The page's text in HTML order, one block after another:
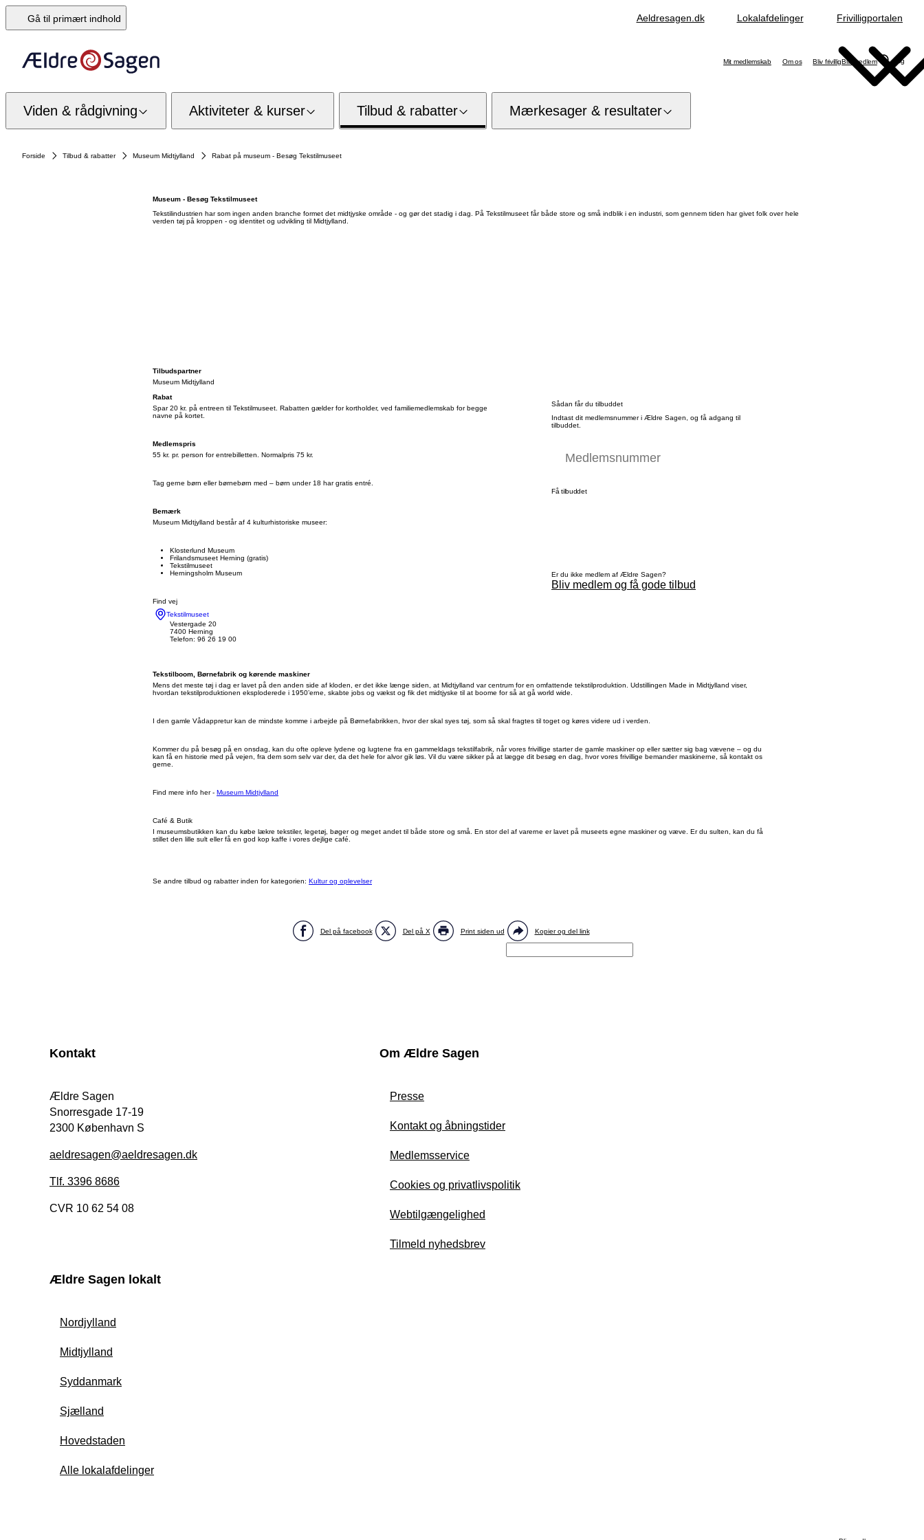
Gå til primært indhold Aeldresagen.dk Lokalafdelinger Frivilligportalen
Mit medlemskab Om os Bliv frivilligBliv medlem Søg
Viden & rådgivning Aktiviteter & kurser Tilbud & rabatter Mærkesager & resultater
Forside Tilbud & rabatter Museum Midtjylland Rabat på museum - Besøg Tekstilmuseet
Museum - Besøg Tekstilmuseet
Tekstilindustrien har som ingen anden branche formet det midtjyske område - og gør det stadig i dag. På Tekstilmuseet får både store og små indblik i en industri, som gennem tiden har givet folk over hele
verden tøj på kroppen - og identitet og udvikling til Midtjylland.
Tilbudspartner
Museum Midtjylland
Rabat
Spar 20 kr. på entreen til Tekstilmuseet. Rabatten gælder for kortholder, ved familiemedlemskab for begge
navne på kortet.
Medlemspris
55 kr. pr. person for entrebilletten. Normalpris 75 kr.
Tag gerne børn eller børnebørn med – børn under 18 har gratis entré.
Bemærk
Museum Midtjylland består af 4 kulturhistoriske museer:
Klosterlund Museum
Frilandsmuseet Herning (gratis)
Tekstilmuseet
Herningsholm Museum
Find vej
Tekstilmuseet
Vestergade 20
7400 Herning
Telefon: 96 26 19 00
Tekstilboom, Børnefabrik og kørende maskiner
Mens det meste tøj i dag er lavet på den anden side af kloden, er det ikke længe siden, at Midtjylland var centrum for en omfattende tekstilproduktion. Udstillingen Made in Midtjylland viser,
hvordan tekstilproduktionen eksploderede i 1950’erne, skabte jobs og vækst og fik det midtjyske til at boome for så at gå world wide.
I den gamle Vådappretur kan de mindste komme i arbejde på Børnefabrikken, hvor der skal syes tøj, som så skal fragtes til toget og køres videre ud i verden.
Kommer du på besøg på en onsdag, kan du ofte opleve lydene og lugtene fra en gammeldags tekstilfabrik, når vores frivillige starter de gamle maskiner op eller sætter sig bag vævene – og du
kan få en historie med på vejen, fra dem som selv var der, da det hele for alvor gik løs. Vil du være sikker på at lægge dit besøg en dag, hvor vores frivillige bemander maskinerne, så kontakt os
gerne.
Find mere info her - Museum Midtjylland
Café & Butik
I museumsbutikken kan du købe lækre tekstiler, legetøj, bøger og meget andet til både store og små. En stor del af varerne er lavet på museets egne maskiner og væve. Er du sulten, kan du få
stillet den lille sult eller få en god kop kaffe i vores dejlige café.
Sådan får du tilbuddet
Indtast dit medlemsnummer i Ældre Sagen, og få adgang til
tilbuddet.
Få tilbuddet
Er du ikke medlem af Ældre Sagen?
Bliv medlem og få gode tilbud
Se andre tilbud og rabatter inden for kategorien: Kultur og oplevelser
Del på facebook Del på X Print siden ud Kopier og del link
Kontakt
Ældre Sagen
Snorresgade 17-19
2300 København S
aeldresagen@aeldresagen.dk
Tlf. 3396 8686
CVR 10 62 54 08
Om Ældre Sagen
Presse
Kontakt og åbningstider
Medlemsservice
Cookies og privatlivspolitik
Webtilgængelighed
Tilmeld nyhedsbrev
Ældre Sagen lokalt
Nordjylland
Midtjylland
Syddanmark
Sjælland
Hovedstaden
Alle lokalafdelinger